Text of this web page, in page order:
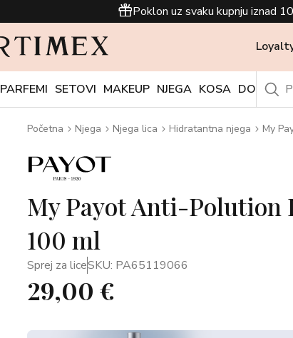
Poklon uz svaku kupnju iznad
PARFEMI SETOVI MAKEUP NJEGA KOSA DODACI
Početna Njega Njega lica Hidratantna njega My
My Payot Anti-Polution
100 ml
Sprej za liceSKU: PA65119066
29,00 €